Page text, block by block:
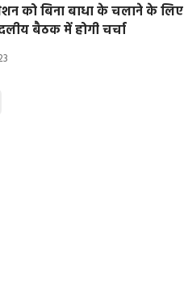
को बिना बाधा के चलाने के लिए
बैठक में होगी चर्चा